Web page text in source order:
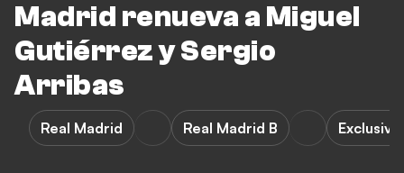
Madrid renueva a Miguel
Gutiérrez y Sergio
Arribas
Real Madrid Real Madrid B Exclusive